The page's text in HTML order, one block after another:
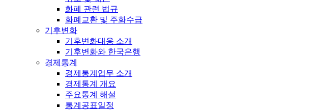
화폐 관련 법규
화폐교환 및 주화수급
기후변화
기후변화대응 소개
기후변화와 한국은행
경제통계
경제통계업무 소개
경제통계 개요
주요통계 해설
통계공표일정